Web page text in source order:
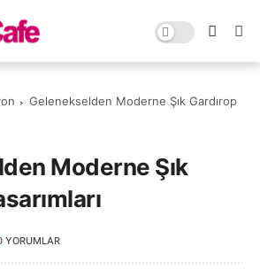
Gelenekselden Moderne Şık Gardırop
Moderne Şık
YORUMLAR